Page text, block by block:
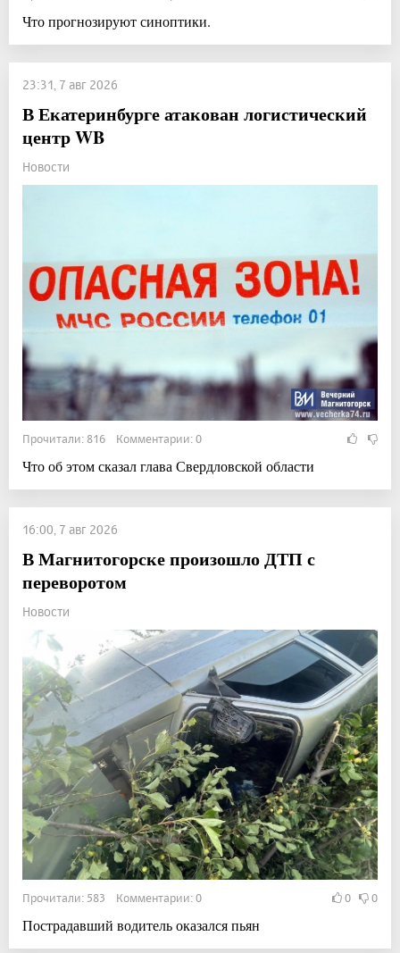
Что прогнозируют синоптики.
23:31, 7 авг 2026
В Екатеринбурге атакован логистический
центр WB
Новости
Прочитали: 816 Комментарии: 0
Что об этом сказал глава Свердловской области
16:00, 7 авг 2026
В Магнитогорске произошло ДТП с
переворотом
Новости
Прочитали: 583 Комментарии: 0 0 0
Пострадавший водитель оказался пьян